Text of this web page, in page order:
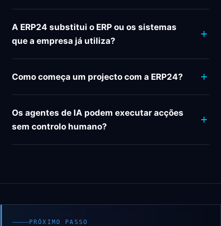
A ERP24 substitui o ERP ou os sistemas
que a empresa já utiliza?
Como começa um projecto com a ERP24?
Os agentes de IA podem executar acções
sem controlo humano?
PRÓXIMO PASSO